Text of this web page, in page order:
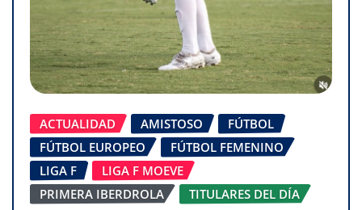
ACTUALIDAD AMISTOSO
FÚTBOL
FÚTBOL EUROPEO
FÚTBOL FEMENINO
LIGA F
LIGA F MOEVE
PRIMERA IBERDROLA
TITULARES DEL DÍA